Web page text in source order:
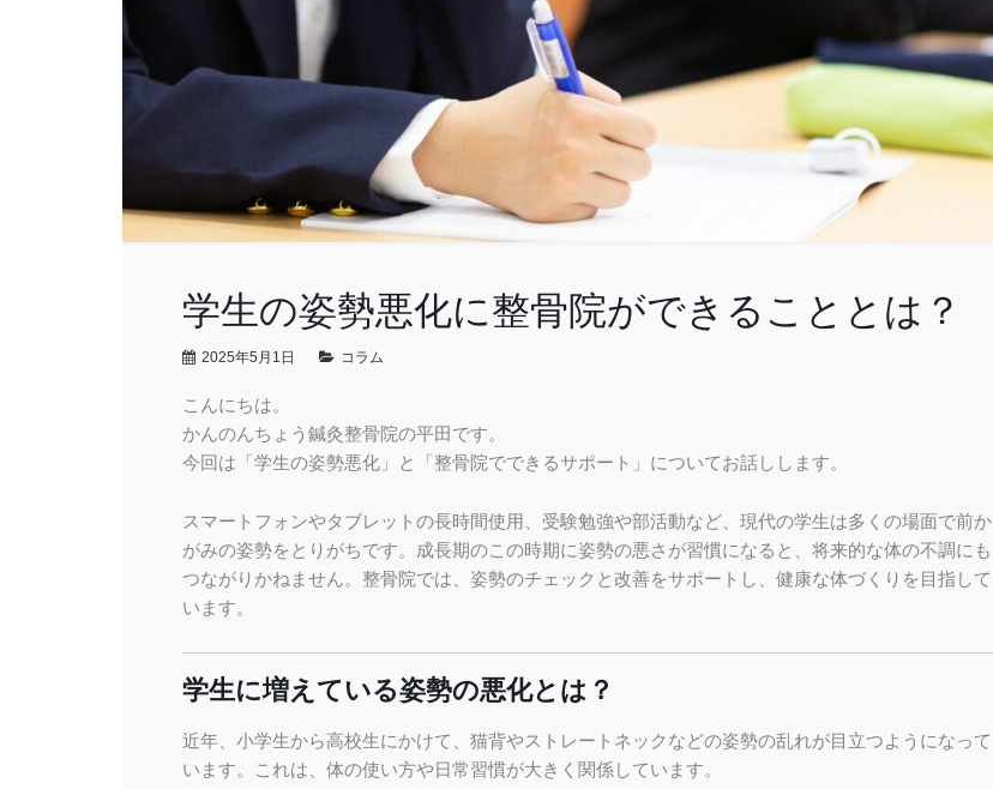
学生の姿勢悪化に整骨院ができることとは？
2025年5月1日 コラム
こんにちは。
かんのんちょう鍼灸整骨院の平田です。
今回は「学生の姿勢悪化」と「整骨院でできるサポート」についてお話しします。
スマートフォンやタブレットの長時間使用、受験勉強や部活動など、現代の学生は多くの場面で前か
がみの姿勢をとりがちです。成長期のこの時期に姿勢の悪さが習慣になると、将来的な体の不調にも
つながりかねません。整骨院では、姿勢のチェックと改善をサポートし、健康な体づくりを目指して
います。
学生に増えている姿勢の悪化とは？
近年、小学生から高校生にかけて、猫背やストレートネックなどの姿勢の乱れが目立つようになって
います。これは、体の使い方や日常習慣が大きく関係しています。